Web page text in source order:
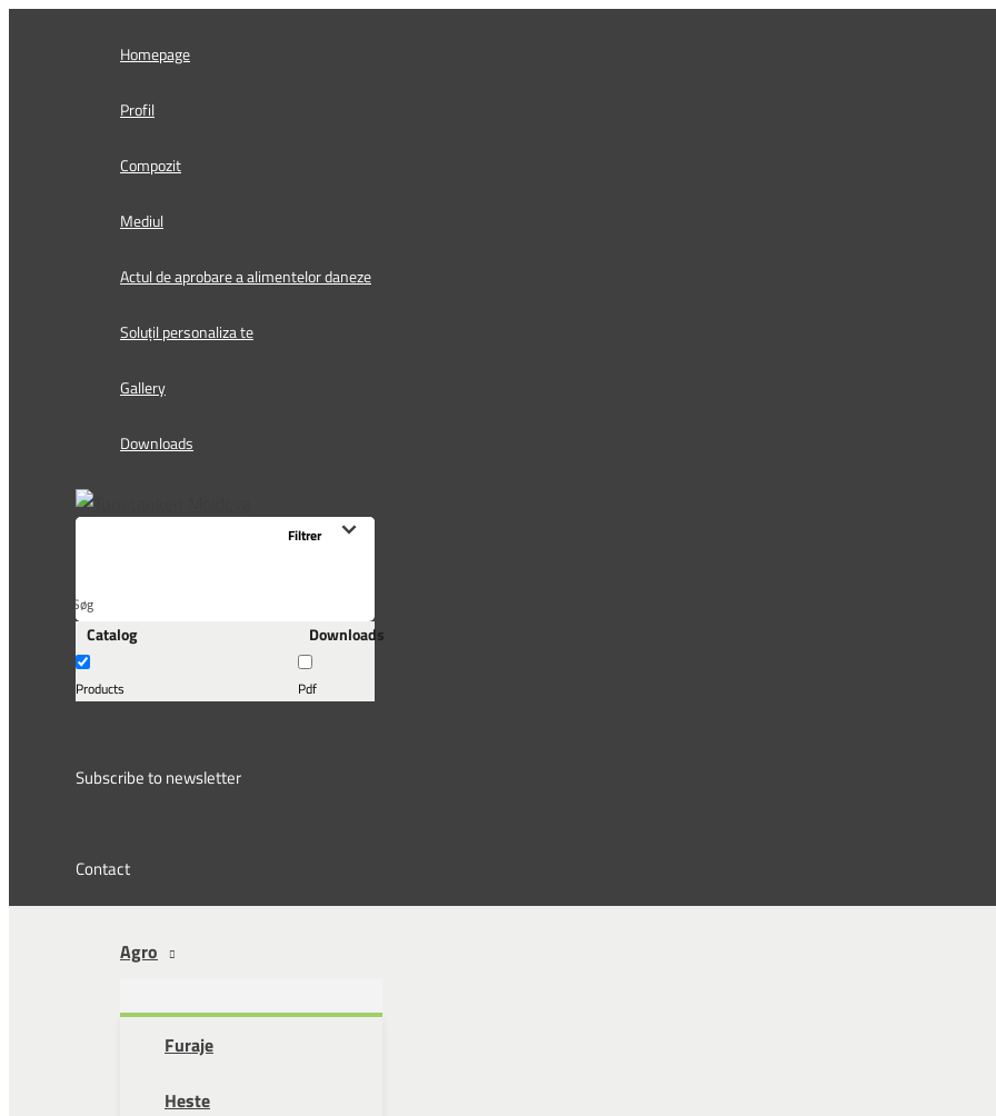
Homepage
Profil
Compozit
Mediul
Actul de aprobare a alimentelor daneze
Soluțil personaliza te
Gallery
Downloads
Søg
her...
Catalog
Products
Downloads
Pdf
Subscribe to newsletter
Contact
Agro
Furaje
Heste